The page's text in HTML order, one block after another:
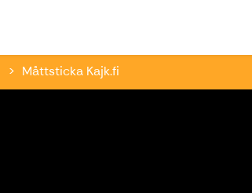
Måttsticka Kajk.fi